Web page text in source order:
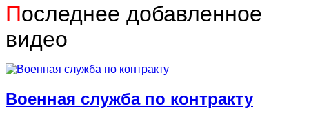
Последнее добавленное
видео
Военная служба по контракту